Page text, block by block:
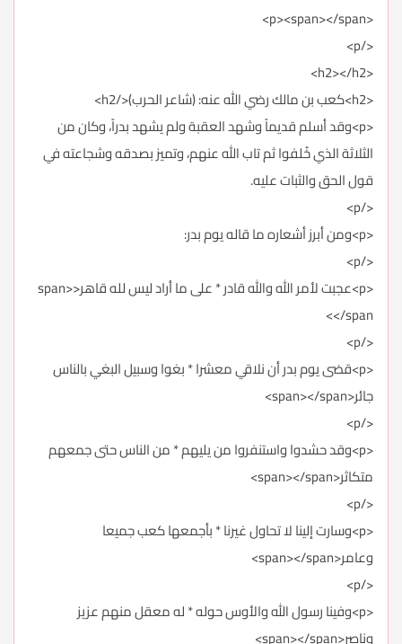
<p><span></span>
</p>
<h2></h2>
<h2>كعب بن مالك رضي الله عنه: (شاعر الحرب)</h2>
<p>وقد أسلم قديماً وشهد العقبة ولم يشهد بدراً، وكان من
الثلاثة الذي خُلفوا ثم تاب الله عنهم، وتميز بصدقه وشجاعته في
قول الحق والثبات عليه.
</p>
<p>ومن أبرز أشعاره ما قاله يوم بدر:
</p>
<p>عجبت لأمر الله والله قادر * على ما أراد ليس لله قاهر<span>
</span>
</p>
<p>قضى يوم بدر أن نلاقي معشرا * بغوا وسبيل البغي بالناس
جائر<span></span>
</p>
<p>وقد حشدوا واستنفروا من يليهم * من الناس حتى جمعهم
متكاثر<span></span>
</p>
<p>وسارت إلينا لا تحاول غيرنا * بأجمعها كعب جميعا
وعامر<span></span>
</p>
<p>وفينا رسول الله والأوس حوله * له معقل منهم عزيز
وناصر<span></span>